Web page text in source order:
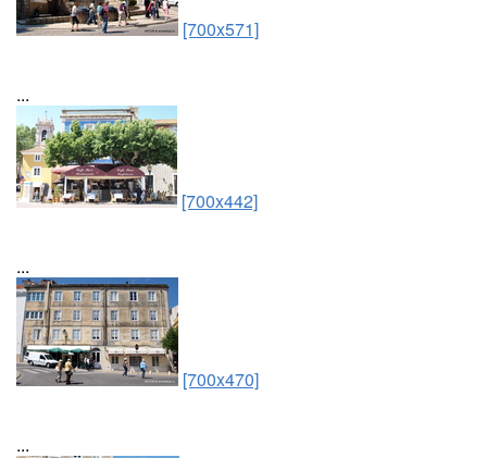
[700x571]
...
[700x442]
...
[700x470]
...